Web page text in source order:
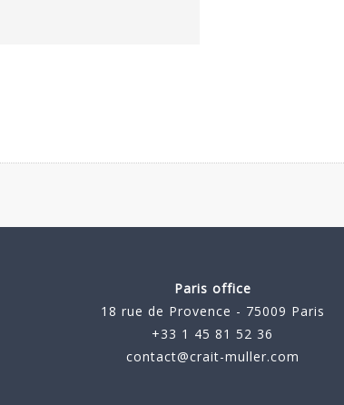
Paris office
18 rue de Provence - 75009 Paris
+33 1 45 81 52 36
contact@crait-muller.com